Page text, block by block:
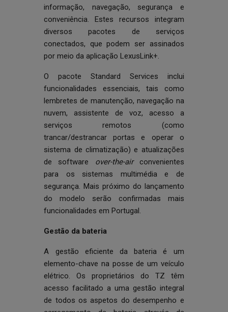
informação, navegação, segurança e
conveniência. Estes recursos integram
diversos pacotes de serviços
conectados, que podem ser assinados
por meio da aplicação LexusLink+.
O pacote Standard Services inclui
funcionalidades essenciais, tais como
lembretes de manutenção, navegação na
nuvem, assistente de voz, acesso a
serviços remotos (como
trancar/destrancar portas e operar o
sistema de climatização) e atualizações
de software over-the-airconvenientes
para os sistemas multimédia e de
segurança. Mais próximo do lançamento
do modelo serão confirmadas mais
funcionalidades em Portugal.
Gestão da bateria
A gestão eficiente da bateria é um
elemento-chave na posse de um veículo
elétrico. Os proprietários do TZ têm
acesso facilitado a uma gestão integral
de todos os aspetos do desempenho e